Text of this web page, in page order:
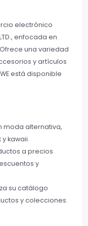
electrónico
enfocada en
una variedad
y artículos
está disponible
moda alternativa,
kawaii.
a precios
y
su catálogo
y colecciones.